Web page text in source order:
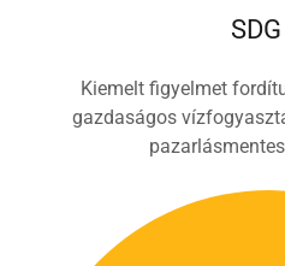
Kiemelt figyelmet
gazdaságos